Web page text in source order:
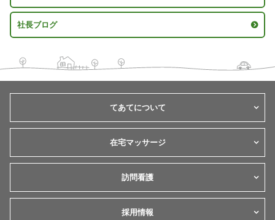
社長ブログ
てあてについて
在宅マッサージ
訪問看護
採用情報